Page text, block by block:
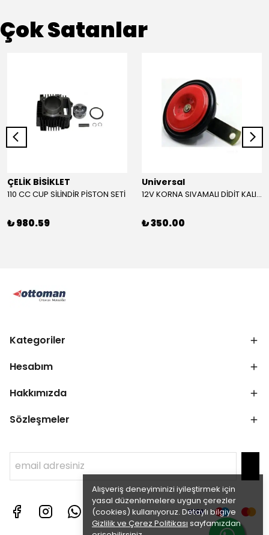
Alışveriş deneyiminizi iyileştirmek için
yasal düzenlemelere uygun çerezler
(cookies) kullanıyoruz. Detaylı bilgiye
Gizlilik ve Çerez Politikası sayfamızdan
Çok Satanlar
ÇELİK BİSİKLET
110 CC CUP SİLİNDİR PİSTON SETİ
₺ 980.59
Universal
12V KORNA SIVAMALI DİDİT KALIN SESLİ (KIRMIZI)
₺ 350.00
Kategoriler
Hesabım
Hakkımızda
Sözleşmeler